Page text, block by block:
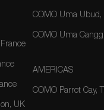
UK
COMO Uma Ubud,
COMO Uma
AMERICAS
COMO Parrot Cay,